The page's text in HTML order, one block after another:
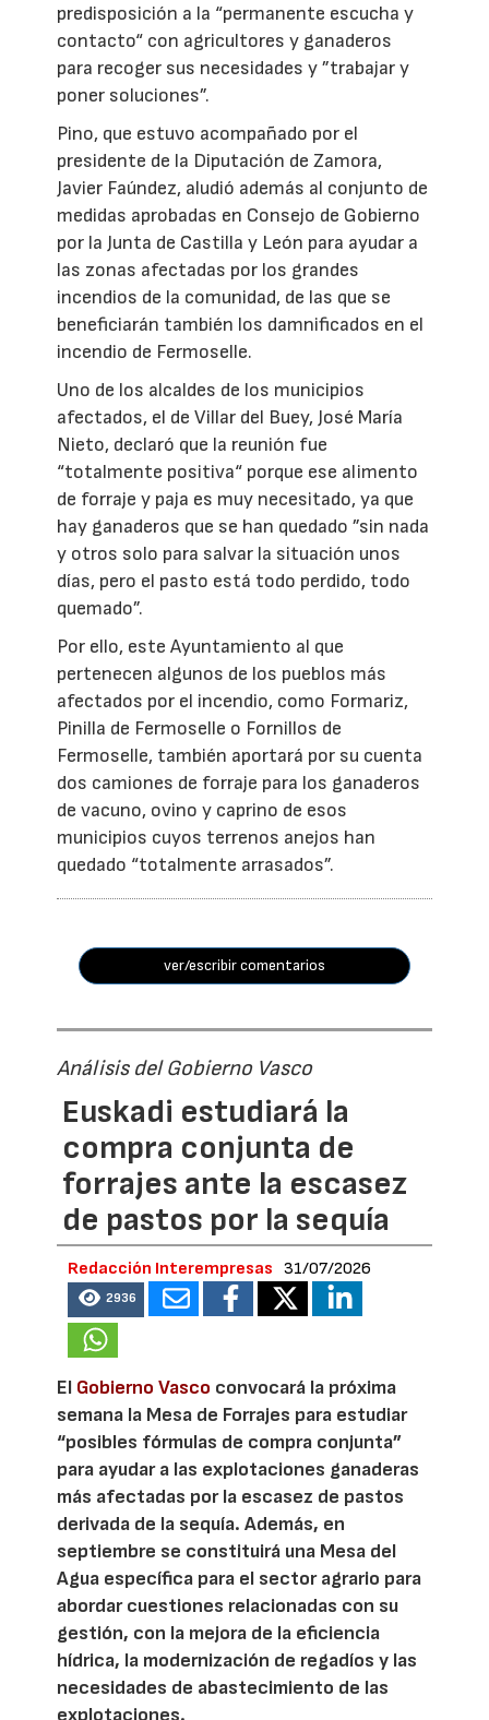
predisposición a la “permanente escucha y
contacto“ con agricultores y ganaderos
para recoger sus necesidades y ”trabajar y
poner soluciones”.
Pino, que estuvo acompañado por el
presidente de la Diputación de Zamora,
Javier Faúndez, aludió además al conjunto de
medidas aprobadas en Consejo de Gobierno
por la Junta de Castilla y León para ayudar a
las zonas afectadas por los grandes
incendios de la comunidad, de las que se
beneficiarán también los damnificados en el
incendio de Fermoselle.
Uno de los alcaldes de los municipios
afectados, el de Villar del Buey, José María
Nieto, declaró que la reunión fue
“totalmente positiva“ porque ese alimento
de forraje y paja es muy necesitado, ya que
hay ganaderos que se han quedado ”sin nada
y otros solo para salvar la situación unos
días, pero el pasto está todo perdido, todo
quemado”.
Por ello, este Ayuntamiento al que
pertenecen algunos de los pueblos más
afectados por el incendio, como Formariz,
Pinilla de Fermoselle o Fornillos de
Fermoselle, también aportará por su cuenta
dos camiones de forraje para los ganaderos
de vacuno, ovino y caprino de esos
municipios cuyos terrenos anejos han
quedado “totalmente arrasados”.
ver/escribir comentarios
Análisis del Gobierno Vasco
Euskadi estudiará la
compra conjunta de
forrajes ante la escasez
de pastos por la sequía
Redacción Interempresas 31/07/2026
2936
El Gobierno Vasco convocará la próxima
semana la Mesa de Forrajes para estudiar
“posibles fórmulas de compra conjunta”
para ayudar a las explotaciones ganaderas
más afectadas por la escasez de pastos
derivada de la sequía. Además, en
septiembre se constituirá una Mesa del
Agua específica para el sector agrario para
abordar cuestiones relacionadas con su
gestión, con la mejora de la eficiencia
hídrica, la modernización de regadíos y las
necesidades de abastecimiento de las
explotaciones.